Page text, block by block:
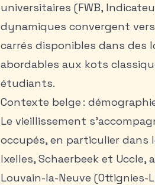
universitaires (FWB,
dynamiques convergent
carrés disponibles dans des
abordables aux kots
étudiants.
Contexte belge :
Le vieillissement
occupés, en particulier dans
Ixelles, Schaerbeek et
Louvain-la-Neuve (Ottignies-